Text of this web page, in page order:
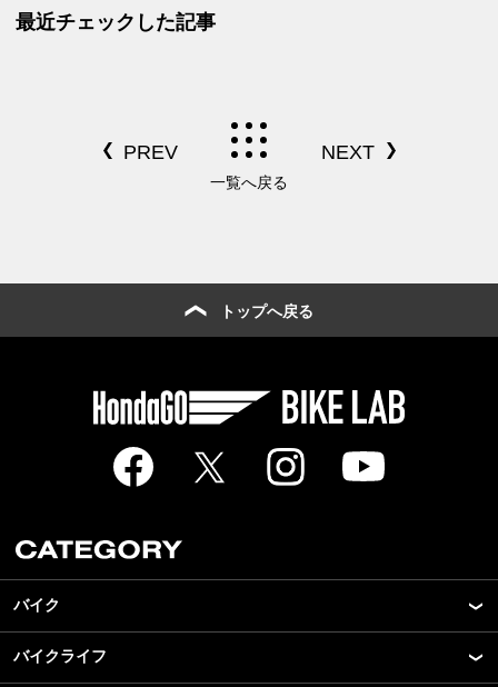
最近チェックした記事
一覧へ戻る
トップへ戻る
バイク
New Model Show
バイクライフ